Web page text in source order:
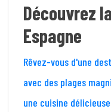
Découvrez
Espagne
Rêvez-vous d'une
avec des plages
une cuisine